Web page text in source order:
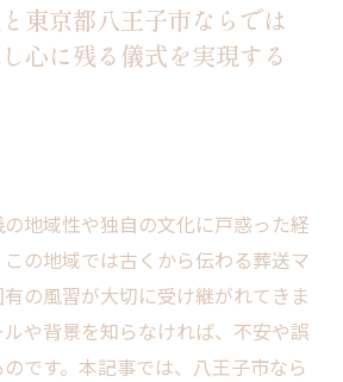
東京都八王子市ならでは
心に残る儀式を実現する
地域性や独自の文化に戸惑った経
の地域では古くから伝わる葬送マ
の風習が大切に受け継がれてきま
や背景を知らなければ、不安や誤
です。本記事では、八王子市なら